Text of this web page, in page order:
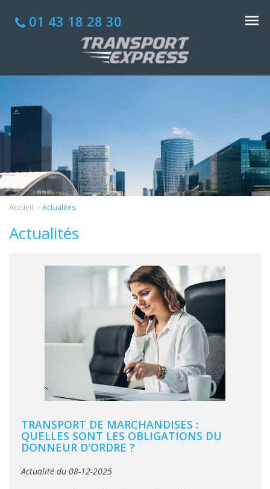
01 43 18 28 30
Accueil Actualites
Actualités
TRANSPORT DE MARCHANDISES :
QUELLES SONT LES OBLIGATIONS DU
DONNEUR D'ORDRE ?
Actualité du 08-12-2025